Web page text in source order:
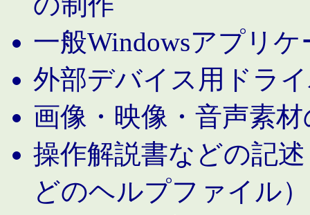
一般Windowsアプリ
外部デバイス用ドラ
画像・映像・音声素
操作解説書などの記
どのヘルプファイル）